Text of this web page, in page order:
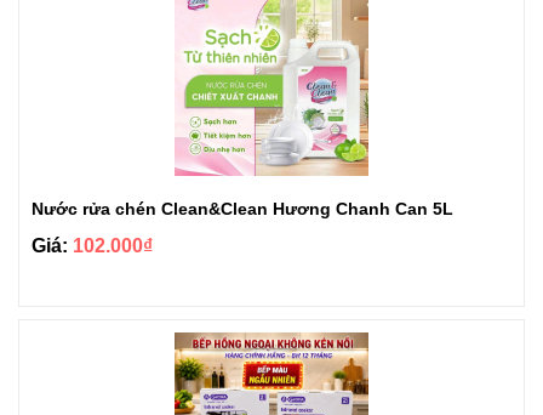
Nước rửa chén Clean&Clean Hương Chanh Can 5L
Giá: 102.000₫